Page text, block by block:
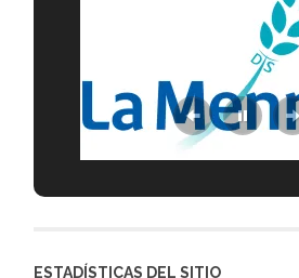
ESTADÍSTICAS DEL SITIO